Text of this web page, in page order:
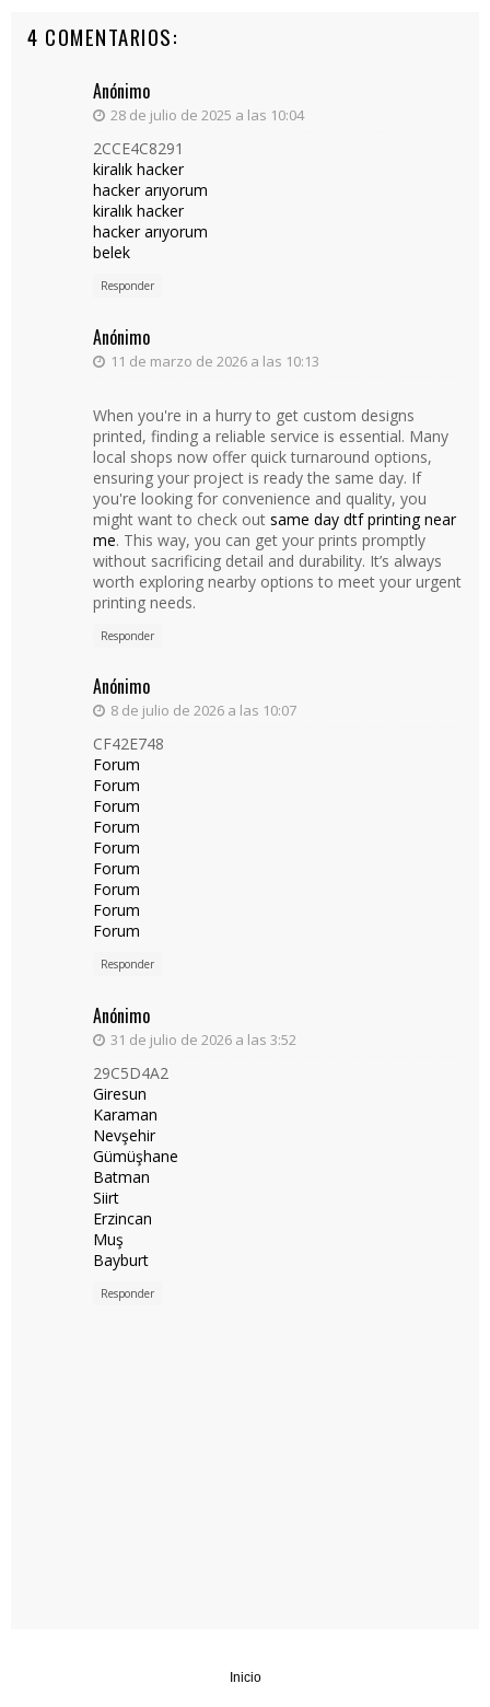
4 COMENTARIOS:
Anónimo
28 de julio de 2025 a las 10:04
2CCE4C8291
kiralık hacker
hacker arıyorum
kiralık hacker
hacker arıyorum
belek
Responder
Anónimo
11 de marzo de 2026 a las 10:13
When you're in a hurry to get custom designs
printed, finding a reliable service is essential. Many
local shops now offer quick turnaround options,
ensuring your project is ready the same day. If
you're looking for convenience and quality, you
might want to check out same day dtf printing near
me. This way, you can get your prints promptly
without sacrificing detail and durability. It’s always
worth exploring nearby options to meet your urgent
printing needs.
Responder
Anónimo
8 de julio de 2026 a las 10:07
CF42E748
Forum
Forum
Forum
Forum
Forum
Forum
Forum
Forum
Forum
Responder
Anónimo
31 de julio de 2026 a las 3:52
29C5D4A2
Giresun
Karaman
Nevşehir
Gümüşhane
Batman
Siirt
Erzincan
Muş
Bayburt
Responder
Inicio